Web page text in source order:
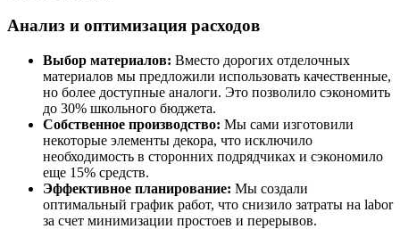
Анализ и оптимизация расходов
Выбор материалов: Вместо дорогих отделочных
материалов мы предложили использовать качественные,
но более доступные аналоги. Это позволило сэкономить
до 30% школьного бюджета.
Собственное производство: Мы сами изготовили
некоторые элементы декора, что исключило
необходимость в сторонних подрядчиках и сэкономило
еще 15% средств.
Эффективное планирование: Мы создали
оптимальный график работ, что снизило затраты на labor
за счет минимизации простоев и перерывов.